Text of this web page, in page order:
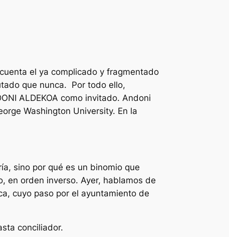
el ya complicado y fragmentado
que nunca. Por todo ello,
ALDEKOA como invitado. Andoni
Washington University. En la
sino por qué es un binomio que
en orden inverso. Ayer, hablamos de
cuyo paso por el ayuntamiento de
conciliador.